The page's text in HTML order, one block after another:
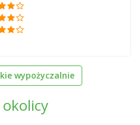
wypożyczalnie